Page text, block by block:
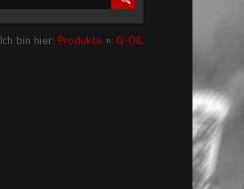
Ich bin hier: Produkte » Q-OIL